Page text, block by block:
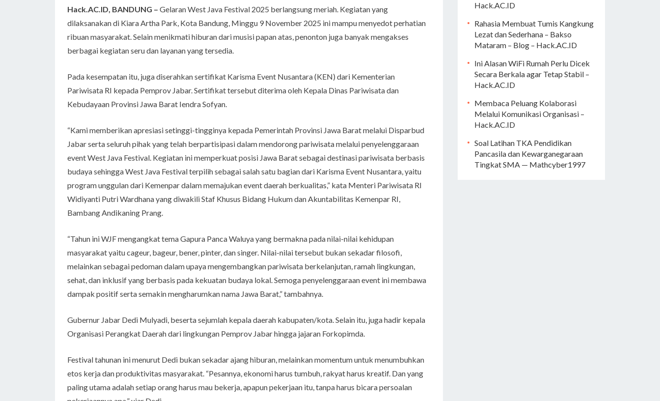
Hack.AC.ID, BANDUNG – Gelaran West Java Festival 2025 berlangsung meriah. Kegiatan yang
dilaksanakan di Kiara Artha Park, Kota Bandung, Minggu 9 November 2025 ini mampu menyedot perhatian
ribuan masyarakat. Selain menikmati hiburan dari musisi papan atas, penonton juga banyak mengakses
berbagai kegiatan seru dan layanan yang tersedia.
Pada kesempatan itu, juga diserahkan sertifikat Karisma Event Nusantara (KEN) dari Kementerian
Pariwisata RI kepada Pemprov Jabar. Sertifikat tersebut diterima oleh Kepala Dinas Pariwisata dan
Kebudayaan Provinsi Jawa Barat Iendra Sofyan.
“Kami memberikan apresiasi setinggi-tingginya kepada Pemerintah Provinsi Jawa Barat melalui Disparbud
Jabar serta seluruh pihak yang telah berpartisipasi dalam mendorong pariwisata melalui penyelenggaraan
event West Java Festival. Kegiatan ini memperkuat posisi Jawa Barat sebagai destinasi pariwisata berbasis
budaya sehingga West Java Festival terpilih sebagai salah satu bagian dari Karisma Event Nusantara, yaitu
program unggulan dari Kemenpar dalam memajukan event daerah berkualitas,” kata Menteri Pariwisata RI
Widiyanti Putri Wardhana yang diwakili Staf Khusus Bidang Hukum dan Akuntabilitas Kemenpar RI,
Bambang Andikaning Prang.
“Tahun ini WJF mengangkat tema Gapura Panca Waluya yang bermakna pada nilai-nilai kehidupan
masyarakat yaitu cageur, bageur, bener, pinter, dan singer. Nilai-nilai tersebut bukan sekadar filosofi,
melainkan sebagai pedoman dalam upaya mengembangkan pariwisata berkelanjutan, ramah lingkungan,
sehat, dan inklusif yang berbasis pada kekuatan budaya lokal. Semoga penyelenggaraan event ini membawa
dampak positif serta semakin mengharumkan nama Jawa Barat,” tambahnya.
Gubernur Jabar Dedi Mulyadi, beserta sejumlah kepala daerah kabupaten/kota. Selain itu, juga hadir kepala
Organisasi Perangkat Daerah dari lingkungan Pemprov Jabar hingga jajaran Forkopimda.
Festival tahunan ini menurut Dedi bukan sekadar ajang hiburan, melainkan momentum untuk menumbuhkan
etos kerja dan produktivitas masyarakat. “Pesannya, ekonomi harus tumbuh, rakyat harus kreatif. Dan yang
paling utama adalah setiap orang harus mau bekerja, apapun pekerjaan itu, tanpa harus bicara persoalan
Hack.AC.ID
Rahasia Membuat Tumis Kangkung
Lezat dan Sederhana – Bakso
Mataram – Blog – Hack.AC.ID
Ini Alasan WiFi Rumah Perlu Dicek
Secara Berkala agar Tetap Stabil –
Hack.AC.ID
Membaca Peluang Kolaborasi
Melalui Komunikasi Organisasi –
Hack.AC.ID
Soal Latihan TKA Pendidikan
Pancasila dan Kewarganegaraan
Tingkat SMA — Mathcyber1997